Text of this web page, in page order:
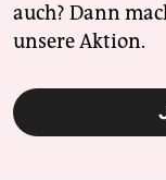
auch? Dann
unsere Aktion.